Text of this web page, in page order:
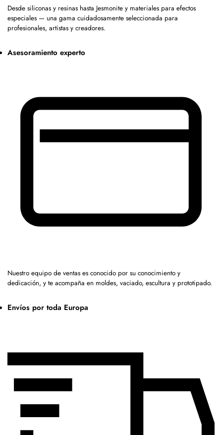
Desde siliconas y resinas hasta Jesmonite y materiales para efectos
especiales — una gama cuidadosamente seleccionada para
profesionales, artistas y creadores.
Asesoramiento experto
Nuestro equipo de ventas es conocido por su conocimiento y
dedicación, y te acompaña en moldes, vaciado, escultura y prototipado.
Envíos por toda Europa